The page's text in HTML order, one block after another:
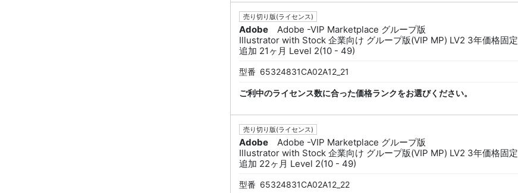
売り切り版(ライセンス)
Adobe
Adobe -VIP Marketplace グループ版
Illustrator with Stock 企業向け グループ版(VIP MP) LV2 3年価格固定
追加 21ヶ月 Level 2(10 - 49)
型番 65324831CA02A12_21
ご利中のライセンス数に合った価格ランクをお選びください。
売り切り版(ライセンス)
Adobe
Adobe -VIP Marketplace グループ版
Illustrator with Stock 企業向け グループ版(VIP MP) LV2 3年価格固定
追加 22ヶ月 Level 2(10 - 49)
型番 65324831CA02A12_22